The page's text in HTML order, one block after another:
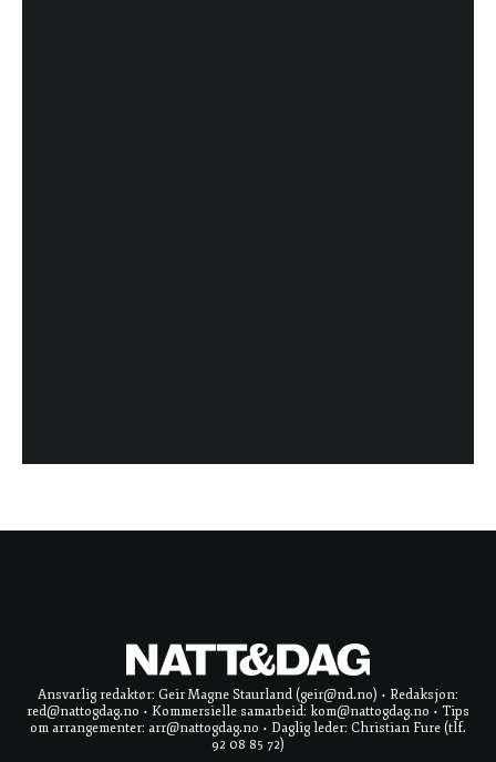
Ansvarlig redaktør: Geir Magne Staurland (geir@nd.no) • Redaksjon:
red@nattogdag.no • Kommersielle samarbeid: kom@nattogdag.no • Tips
om arrangementer: arr@nattogdag.no • Daglig leder: Christian Fure (tlf.
92 08 85 72)